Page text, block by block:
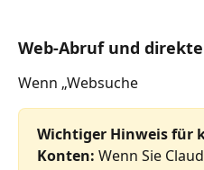
Web-Abruf und
Wenn „Websuche
Wichtiger Hinweis für
Konten: Wenn Sie